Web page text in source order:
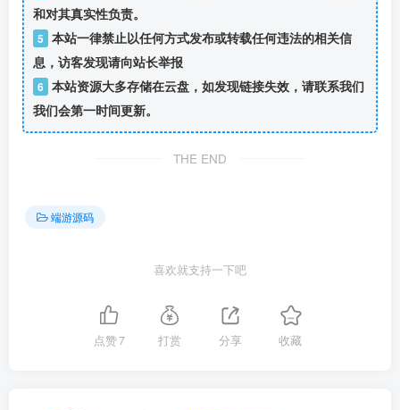
和对其真实性负责。
5 本站一律禁止以任何方式发布或转载任何违法的相关信
息，访客发现请向站长举报
6 本站资源大多存储在云盘，如发现链接失效，请联系我们
我们会第一时间更新。
THE END
端游源码
喜欢就支持一下吧
点赞7 打赏 分享 收藏